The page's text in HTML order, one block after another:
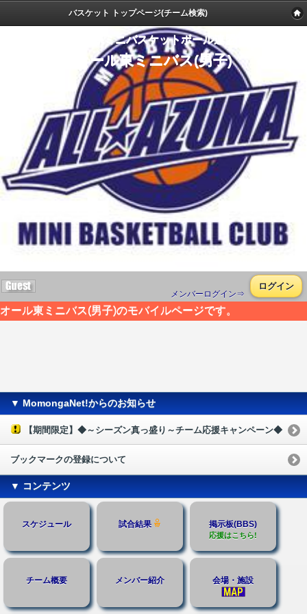
バスケット トップページ(チーム検索)
群馬県ミニバスケットボール連盟
オール東ミニバス(男子)
メンバーログイン⇒
ログイン
オール東ミニバス(男子)のモバイルページです。
▼ MomongaNet!からのお知らせ
【期間限定】◆～シーズン真っ盛り～チーム応援キャンペーン◆
ブックマークの登録について
▼ コンテンツ
スケジュール 試合結果 掲示板(BBS)
応援はこちら!
チーム概要 メンバー紹介 会場・施設